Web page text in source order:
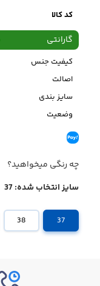
کد کالا
گارانتی
کیفیت جنس
اصالت
سایز بندی
وضعیت
چه رنگی میخواهید؟
سایز انتخاب شده:37
37
38